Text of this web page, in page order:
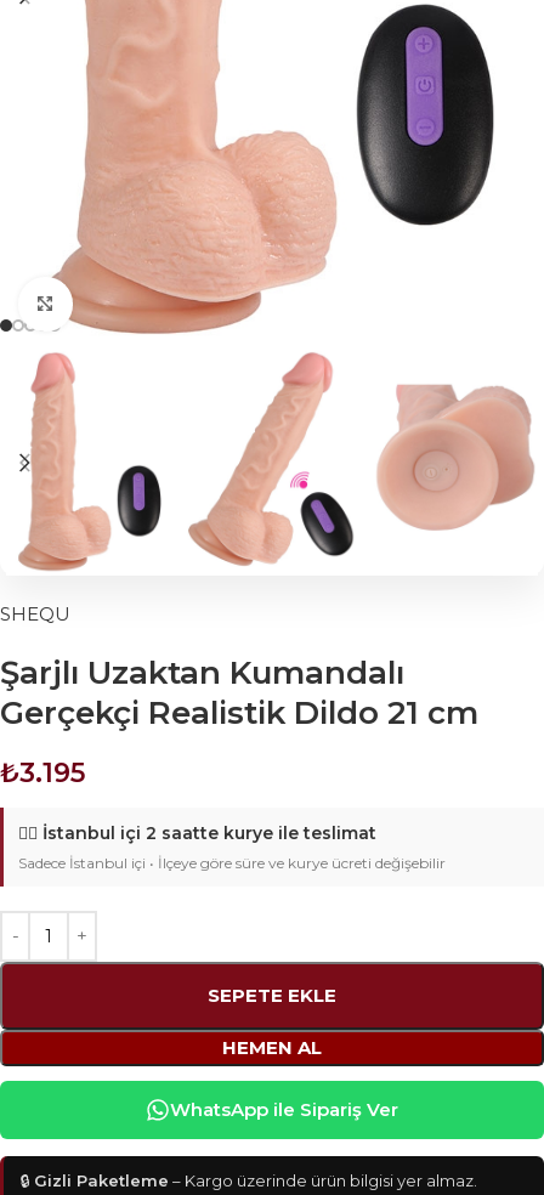
Click to enlarge
SHEQU
Şarjlı Uzaktan Kumandalı
Gerçekçi Realistik Dildo 21 cm
₺3.195
🚴‍♂️ İstanbul içi 2 saatte kurye ile teslimat
Sadece İstanbul içi • İlçeye göre süre ve kurye ücreti değişebilir
SEPETE EKLE
HEMEN AL
WhatsApp ile Sipariş Ver
🔒 Gizli Paketleme – Kargo üzerinde ürün bilgisi yer almaz.